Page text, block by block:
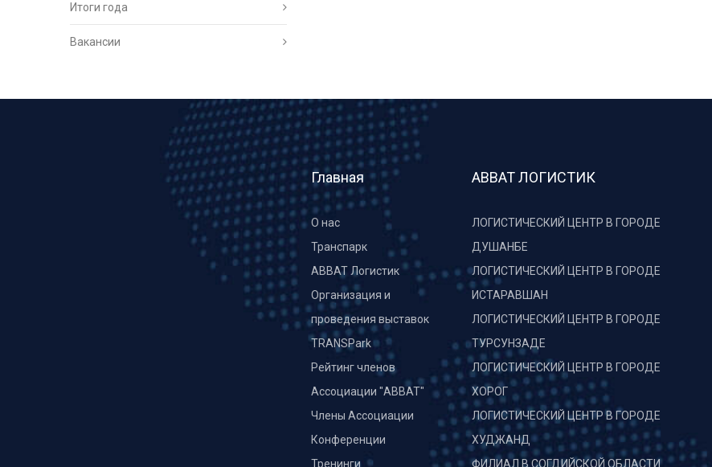
Итоги года
Вакансии
Главная
О нас
Транспарк
ABBAT Логистик
Организация и
проведения выставок
TRANSPark
Рейтинг членов
Ассоциации "АВВАТ"
Члены Ассоциации
Конференции
Тренинги
АВВАТ ЛОГИСТИК
ЛОГИСТИЧЕСКИЙ ЦЕНТР В ГОРОДЕ
ДУШАНБЕ
ЛОГИСТИЧЕСКИЙ ЦЕНТР В ГОРОДЕ
ИСТАРАВШАН
ЛОГИСТИЧЕСКИЙ ЦЕНТР В ГОРОДЕ
ТУРСУНЗАДЕ
ЛОГИСТИЧЕСКИЙ ЦЕНТР В ГОРОДЕ
ХОРОГ
ЛОГИСТИЧЕСКИЙ ЦЕНТР В ГОРОДЕ
ХУДЖАНД
ФИЛИАЛ В СОГДИЙСКОЙ ОБЛАСТИ